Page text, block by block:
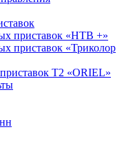
приставок «НТВ +»
приставок «Триколор
Т2 «ORIEL»